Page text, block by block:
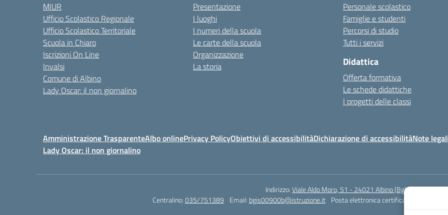
MIUR
Ufficio Scolastico Regionale
Ufficio Scolastico Territoriale
Scuola in Chiaro
Iscrizioni On Line
Invalsi
Comune di Albino
Lady Oscar: il non giornalino
Presentazione
I luoghi
I numeri della scuola
Le carte della scuola
Organizzazione
La storia
Personale scolastico
Famiglie e studenti
Percorsi di studio
Tutti i servizi
Didattica
Offerta formativa
Le schede didattiche
I progetti delle classi
Amministrazione TrasparenteAlbo onlinePrivacy PolicyObiettivi di accessibilitàDichiarazione di accessibilitàNote legali
Lady Oscar: il non giornalino
Indirizzo:Viale Aldo Moro, 51 - 24021 Albino (Bg)
Centralino:035/751389 Email: bgis00900b@istruzione.it Posta elettronica certificata (PEC):